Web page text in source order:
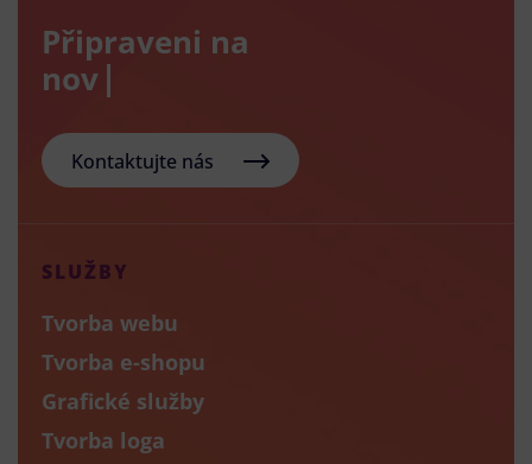
Připraveni na
nový e-sh
Kontaktujte nás
SLUŽBY
Tvorba webu
Tvorba e-shopu
Grafické služby
Tvorba loga